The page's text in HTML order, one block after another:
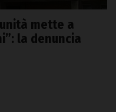
mette a
la denuncia